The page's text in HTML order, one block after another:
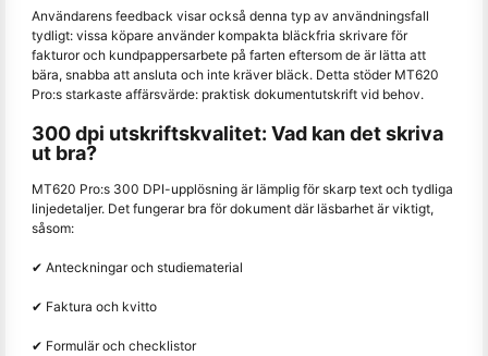
Användarens feedback visar också denna typ av användningsfall
tydligt: vissa köpare använder kompakta bläckfria skrivare för
fakturor och kundpappersarbete på farten eftersom de är lätta att
bära, snabba att ansluta och inte kräver bläck. Detta stöder MT620
Pro:s starkaste affärsvärde: praktisk dokumentutskrift vid behov.
300 dpi utskriftskvalitet: Vad kan det skriva
ut bra?
MT620 Pro:s 300 DPI-upplösning är lämplig för skarp text och tydliga
linjedetaljer. Det fungerar bra för dokument där läsbarhet är viktigt,
såsom:
✔ Anteckningar och studiematerial
✔ Faktura och kvitto
✔ Formulär och checklistor